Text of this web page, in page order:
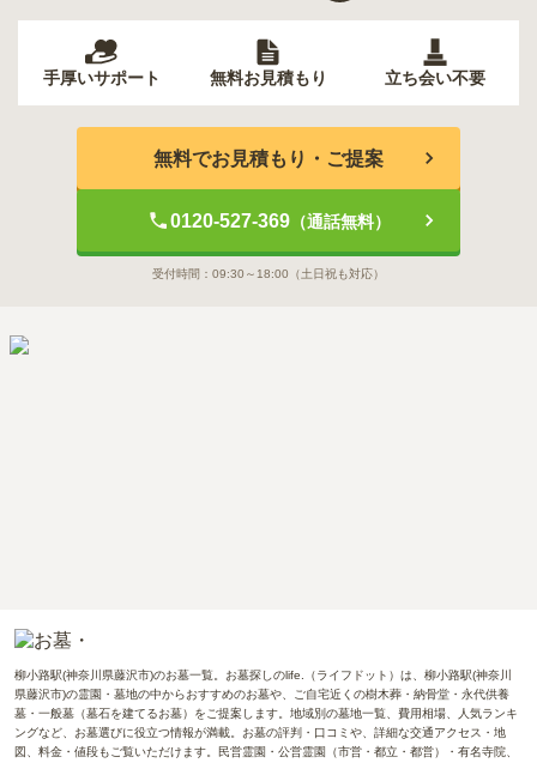
手厚いサポート 無料お見積もり 立ち会い不要
無料でお見積もり・ご提案
0120-527-369（通話無料）
受付時間： 09:30～18:00 （土日祝も対応）
柳小路駅(神奈川県藤沢市)のお墓一覧。お墓探しのlife.（ライフドット）は、柳小路駅(神奈川
県藤沢市)の霊園・墓地の中からおすすめのお墓や、ご自宅近くの樹木葬・納骨堂・永代供養
墓・一般墓（墓石を建てるお墓）をご提案します。地域別の墓地一覧、費用相場、人気ランキ
ングなど、お墓選びに役立つ情報が満載。お墓の評判・口コミや、詳細な交通アクセス・地
図、料金・値段もご覧いただけます。民営霊園・公営霊園（市営・都立・都営）・有名寺院、